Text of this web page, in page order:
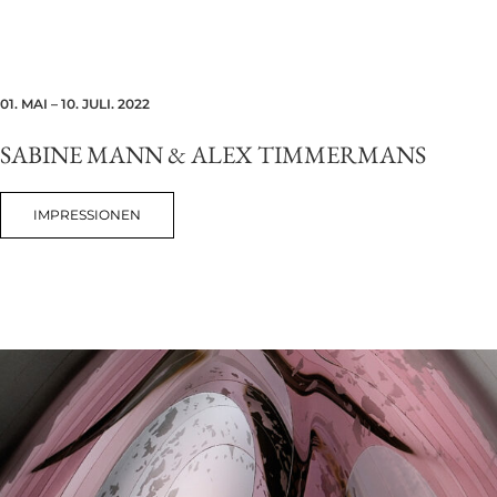
01. MAI – 10. JULI. 2022
SABINE MANN & ALEX TIMMERMANS
IMPRESSIONEN